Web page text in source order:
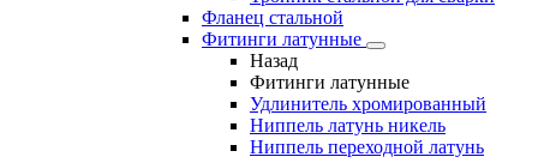
Фланец стальной
Фитинги латунные
Назад
Фитинги латунные
Удлинитель хромированный
Ниппель латунь никель
Ниппель переходной латунь